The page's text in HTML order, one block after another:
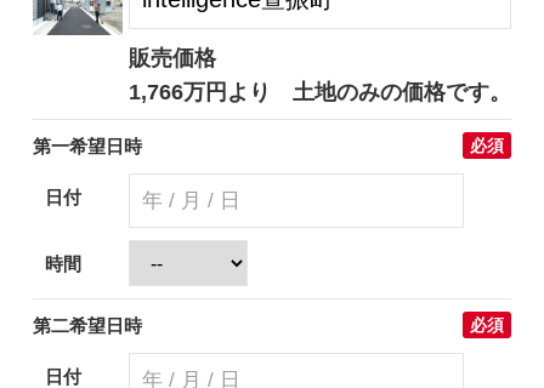
販売価格
1,766万円より 土地のみの価格です。
第一希望日時 必須
日付
時間
第二希望日時 必須
日付